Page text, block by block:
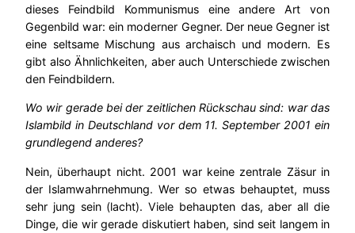
dieses Feindbild Kommunismus eine andere Art von
Gegenbild war: ein moderner Gegner. Der neue Gegner ist
eine seltsame Mischung aus archaisch und modern. Es
gibt also Ähnlichkeiten, aber auch Unterschiede zwischen
den Feindbildern.
Wo wir gerade bei der zeitlichen Rückschau sind: war das
Islambild in Deutschland vor dem 11. September 2001 ein
grundlegend anderes?
Nein, überhaupt nicht. 2001 war keine zentrale Zäsur in
der Islamwahrnehmung. Wer so etwas behauptet, muss
sehr jung sein (lacht). Viele behaupten das, aber all die
Dinge, die wir gerade diskutiert haben, sind seit langem in